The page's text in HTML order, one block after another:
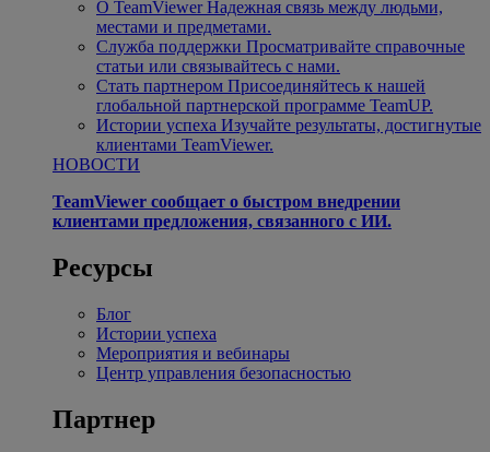
О TeamViewer Надежная связь между людьми,
местами и предметами.
Служба поддержки Просматривайте справочные
статьи или связывайтесь с нами.
Стать партнером Присоединяйтесь к нашей
глобальной партнерской программе TeamUP.
Истории успеха Изучайте результаты, достигнутые
клиентами TeamViewer.
НОВОСТИ
TeamViewer сообщает о быстром внедрении
клиентами предложения, связанного с ИИ.
Ресурсы
Блог
Истории успеха
Мероприятия и вебинары
Центр управления безопасностью
Партнер